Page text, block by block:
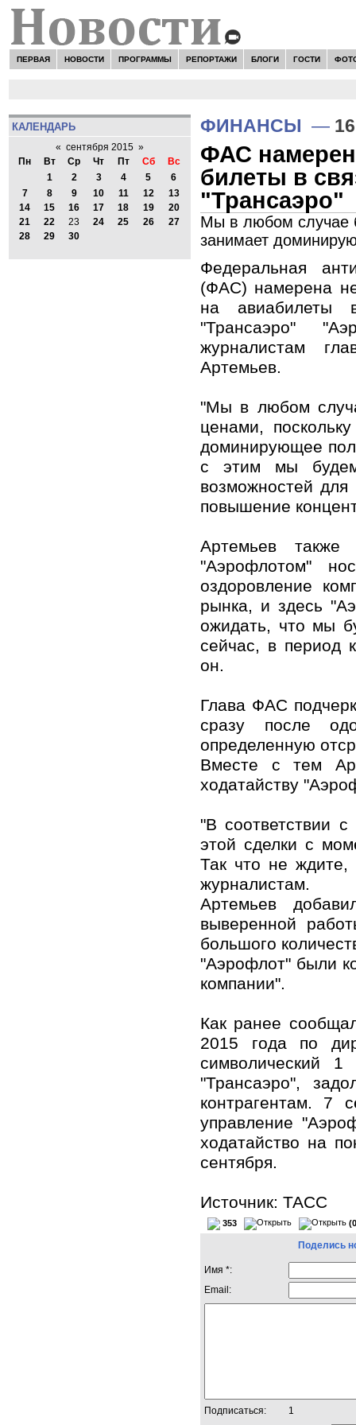
ПЕРВАЯ НОВОСТИ ПРОГРАММЫ РЕПОРТАЖИ БЛОГИ ГОСТИ
КАЛЕНДАРЬ
« сентября 2015 »
Пн
Вт Ср Чт Пт Сб
Вс
1
2 3 4 5
6
7
8 9 10 11 12
13
14
15 16 17 18 19
20
21
22 23 24 25 26
27
28
29 30
ФИНАНСЫ —
ФАС
билеты в
"Трансаэро"
Мы в любом случае
занимает
Федеральная
(ФАС) намерена
на авиабилеты
"Трансаэро"
журналистам
Артемьев.
"Мы в любом
ценами,
доминирующее
с этим мы будем
возможностей
повышение
Артемьев также
"Аэрофлотом"
оздоровление
рынка, и здесь
ожидать, что мы
сейчас, в период
он.
Глава ФАС
сразу после
определенную
Вместе с тем
ходатайству
"В соответствии
этой сделки с
Так что не
журналистам.
Артемьев
выверенной
большого
"Аэрофлот" были
компании".
Как ранее
2015 года по
символический
"Трансаэро",
контрагентам. 7
управление
ходатайство на
сентября.
Источник: ТАСС
353
Поделись
Имя *:
Email:
Подписаться: 1